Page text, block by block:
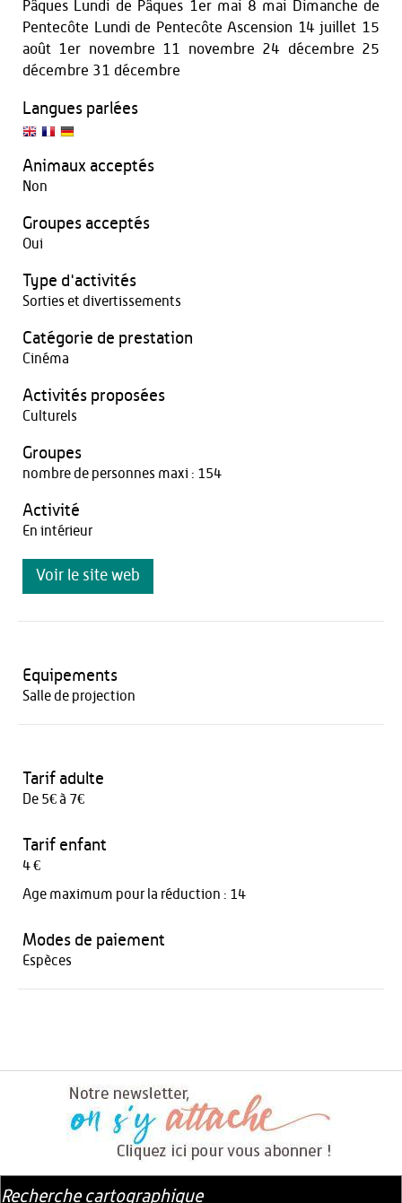
Pâques Lundi de Pâques 1er mai 8 mai Dimanche de
Pentecôte Lundi de Pentecôte Ascension 14 juillet 15
août 1er novembre 11 novembre 24 décembre 25
décembre 31 décembre
Langues parlées
Animaux acceptés
Non
Groupes acceptés
Oui
Type d'activités
Sorties et divertissements
Catégorie de prestation
Cinéma
Activités proposées
Culturels
Groupes
nombre de personnes maxi : 154
Activité
En intérieur
Voir le site web
Equipements
Salle de projection
Tarif adulte
De 5€ à 7€
Tarif enfant
4 €
Age maximum pour la réduction : 14
Modes de paiement
Espèces
Recherche cartographique